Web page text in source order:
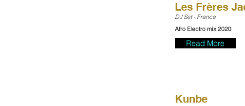
Les Frères
DJ Set - France
Afro Electro mix 2020
Read More
Kunbe